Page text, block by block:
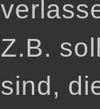
Z.B.
sind,